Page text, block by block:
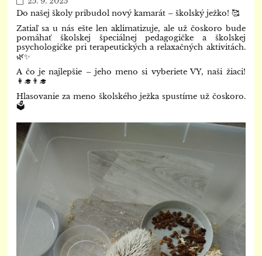
16
Do našej školy pribudol nový kamarát – školský ježko! 🥰
Zatiaľ sa u nás ešte len aklimatizuje, ale už čoskoro bude
pomáhať školskej špeciálnej pedagogičke a školskej
psychologičke pri terapeutických a relaxačných aktivitách.
🌿✨
A čo je najlepšie – jeho meno si vyberiete VY, naši žiaci!
👩‍🎓👨‍🎓
Hlasovanie za meno školského ježka spustíme už čoskoro.
🗳️